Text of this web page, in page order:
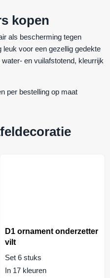
kopen
als bescherming tegen
voor een gezellig gedekte
water- en vuilafstotend, kleurrijk
per bestelling op maat
D1 ornament onderzetter
vilt
Set 6 stuks
In 17 kleuren